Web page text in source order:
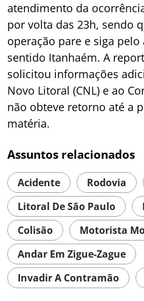
atendimento da
por volta das 23h, sendo
operação pare e siga
sentido Itanhaém. A
solicitou informações
Novo Litoral (CNL) e ao
não obteve retorno até a
matéria.
Assuntos relacionados
Acidente Rodovia
Litoral De São Paulo
Colisão
Motorista
Andar Em Zigue-Zague
Invadir A Contramão